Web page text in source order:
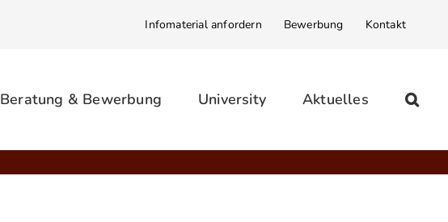
Infomaterial anfordern Bewerbung Kontakt
Beratung & Bewerbung University Aktuelles